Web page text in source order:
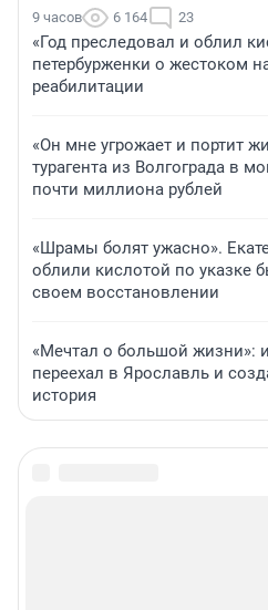
9 часов 6 164 23
«Год преследовал и облил
петербурженки о жестоком
реабилитации
«Он мне угрожает и портит
турагента из Волгограда в
почти миллиона рублей
«Шрамы болят ужасно».
облили кислотой по указке
своем восстановлении
«Мечтал о большой жизни»:
переехал в Ярославль и
история